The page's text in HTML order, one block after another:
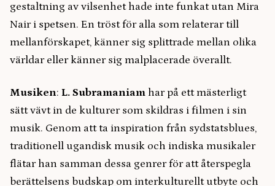
gestaltning av vilsenhet hade inte funkat utan Mira
Nair i spetsen. En tröst för alla som relaterar till
mellanförskapet, känner sig splittrade mellan olika
världar eller känner sig malplacerade överallt.
Musiken: ​​L. Subramaniam har på ett mästerligt
sätt vävt in de kulturer som skildras i filmen i sin
musik. Genom att ta inspiration från sydstatsblues,
traditionell ugandisk musik och indiska musikaler
flätar han samman dessa genrer för att återspegla
berättelsens budskap om interkulturellt utbyte och